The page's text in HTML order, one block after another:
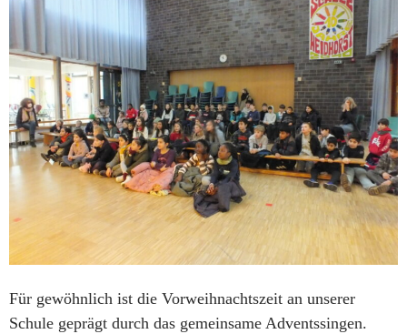
Für gewöhnlich ist die Vorweihnachtszeit an unserer
Schule geprägt durch das gemeinsame Adventssingen.